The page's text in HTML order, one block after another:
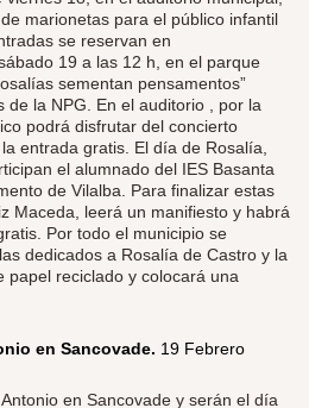
marionetas para el público infantil
se reservan en
19 a las 12 h, en el parque
sementan pensamentos”
de la NPG. En el auditorio , por la
podrá disfrutar del concierto
entrada gratis. El día de Rosalía,
el alumnado del IES Basanta
de Vilalba. Para finalizar estas
Maceda, leerá un manifiesto y habrá
Por todo el municipio se
dedicados a Rosalía de Castro y la
papel reciclado y colocará una
en Sancovade. 19 Febrero
en Sancovade y serán el día